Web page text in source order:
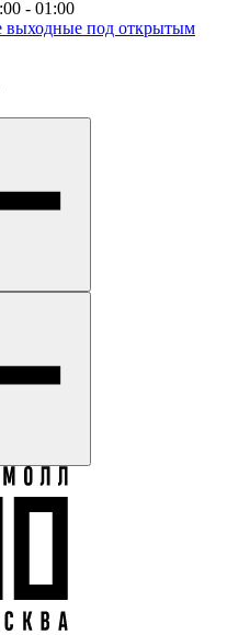
- 01:00
выходные под открытым